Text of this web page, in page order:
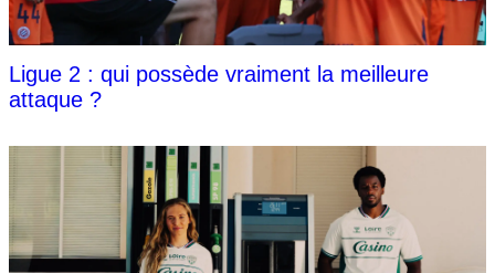
Ligue 2 : qui possède vraiment la meilleure
attaque ?